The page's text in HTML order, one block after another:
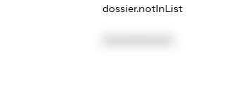
dossier.notInList